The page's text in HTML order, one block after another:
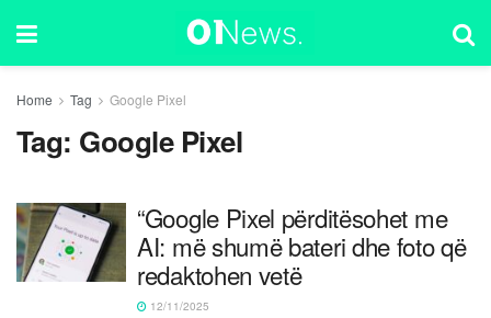
Home Tag Google Pixel
Tag: Google Pixel
“Google Pixel përditësohet me
AI: më shumë bateri dhe foto që
redaktohen vetë
12/11/2025